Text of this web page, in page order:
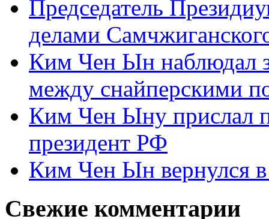
Председатель
делами
Ким Чен Ын наблюдал
между снайперскими
Ким Чен Ыну прислал
президент РФ
Ким Чен Ын вернулся
Свежие комментарии